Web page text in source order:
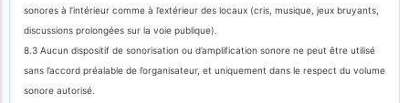
sonores à l’intérieur comme à l’extérieur des locaux (cris, musique, jeux bruyants,
discussions prolongées sur la voie publique).
8.3 Aucun dispositif de sonorisation ou d’amplification sonore ne peut être utilisé
sans l’accord préalable de l’organisateur, et uniquement dans le respect du volume
sonore autorisé.